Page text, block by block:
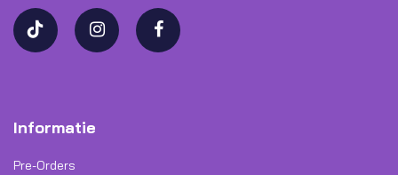
Informatie
Pre-Orders